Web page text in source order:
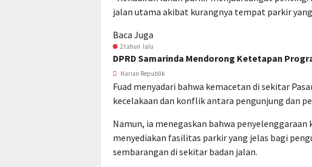
jalan utama akibat kurangnya tempat parkir
Baca Juga
2 tahun lalu
DPRD Samarinda Mendorong Ketetapan
Harian Republik
Fuad menyadari bahwa kemacetan di sekitar
kecelakaan dan konflik antara pengunjung dan
Namun, ia menegaskan bahwa penyelenggaraan
menyediakan fasilitas parkir yang jelas bagi
sembarangan di sekitar badan jalan.